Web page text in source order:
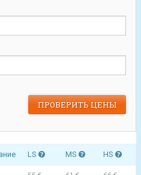
LS MS HS